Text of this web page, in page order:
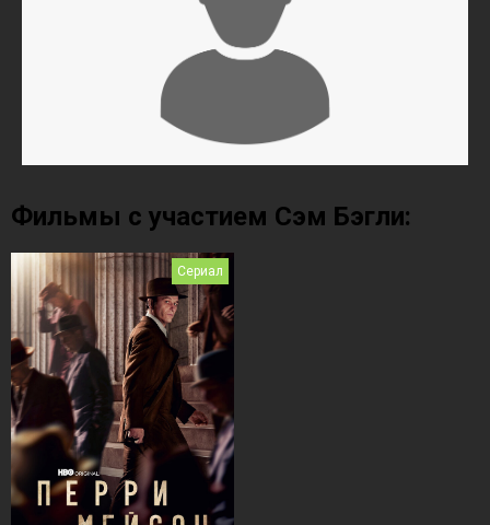
Фильмы с участием Сэм Бэгли:
Сериал